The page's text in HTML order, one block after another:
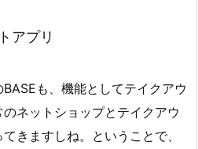
アプリ
も、機能としてテイクアウ
ネットショップとテイクアウ
きますしね。ということで、